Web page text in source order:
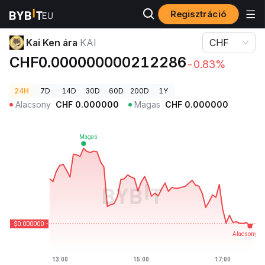
Regisztráció
Kriptovaluta árak
Kai Ken ára KAI
CHF0.000000000212286-0.83%
CHF
24H 7D 14D 30D 60D 200D 1Y
Alacsony CHF 0.000000 Magas CHF 0.000000